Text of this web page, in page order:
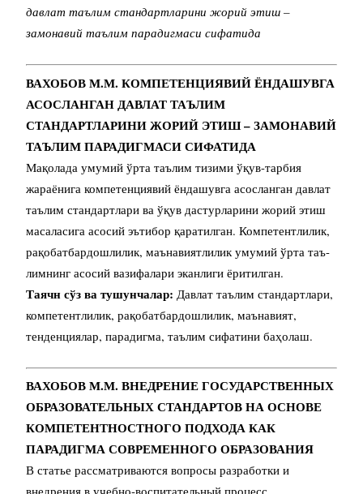
давлат таълим стандартларини жорий этиш –
замонавий таълим парадигмаси сифатида
ВАХОБОВ М.М. КОМПЕТЕНЦИЯВИЙ ЁНДАШУВГА
АСОСЛАНГАН ДАВЛАТ ТАЪЛИМ
СТАНДАРТЛАРИНИ ЖОРИЙ ЭТИШ – ЗАМОНАВИЙ
ТАЪЛИМ ПАРАДИГМАСИ СИФАТИДА
Мақолада умумий ўрта таълим тизими ўқув-тарбия
жараёнига компетенциявий ёндашувга асосланган давлат
таълим стандартлари ва ўқув дастурларини жорий этиш
масаласига асосий эътибор қаратилган. Компетентлилик,
рақобатбардошлилик, маънавиятлилик умумий ўрта таъ-
лимнинг асосий вазифалари эканлиги ёритилган.
Таячн сўз ва тушунчалар: Давлат таълим стандартлари,
компетентлилик, рақобатбардошлилик, маънавият,
тенденциялар, парадигма, таълим сифатини баҳолаш.
ВАХОБОВ М.М. ВНЕДРЕНИЕ ГОСУДАРСТВЕННЫХ
ОБРАЗОВАТЕЛЬНЫХ СТАНДАРТОВ НА ОСНОВЕ
КОМПЕТЕНТНОСТНОГО ПОДХОДА КАК
ПАРАДИГМА СОВРЕМЕННОГО ОБРАЗОВАНИЯ
В статье рассматриваются вопросы разработки и